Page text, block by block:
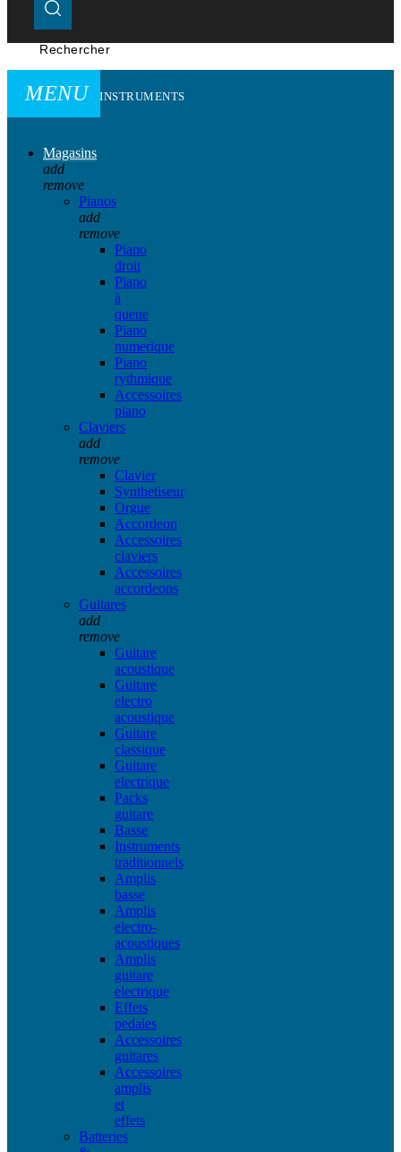
Rechercher
MENU INSTRUMENTS
Magasins
add
remove
Pianos
add
remove
Piano
droit
Piano
à
queue
Piano
numerique
Piano
rythmique
Accessoires
piano
Claviers
add
remove
Clavier
Synthetiseur
Orgue
Accordeon
Accessoires
claviers
Accessoires
accordeons
Guitares
add
remove
Guitare
acoustique
Guitare
electro
acoustique
Guitare
classique
Guitare
electrique
Packs
guitare
Basse
Instruments
traditionnels
Amplis
basse
Amplis
electro-
acoustiques
Amplis
guitare
electrique
Effets
pedales
Accessoires
guitares
Accessoires
amplis
et
effets
Batteries